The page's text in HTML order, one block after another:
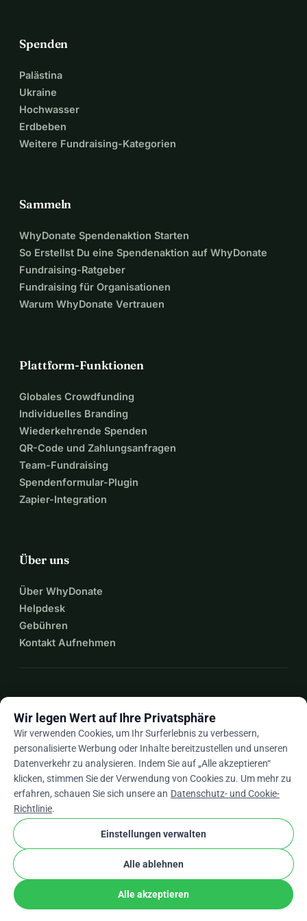
Spenden
Palästina
Ukraine
Hochwasser
Erdbeben
Weitere Fundraising-Kategorien
Sammeln
WhyDonate Spendenaktion Starten
So Erstellst Du eine Spendenaktion auf WhyDonate
Fundraising-Ratgeber
Fundraising für Organisationen
Warum WhyDonate Vertrauen
Plattform-Funktionen
Globales Crowdfunding
Individuelles Branding
Wiederkehrende Spenden
QR-Code und Zahlungsanfragen
Team-Fundraising
Spendenformular-Plugin
Zapier-Integration
Über uns
Über WhyDonate
Helpdesk
Gebühren
Kontakt Aufnehmen
Dearrow_drop_down
★★★★★4,9 / 5 basierend auf 500+ Bewertungen
WhyDonateDatenschutz und Cookies
Allgemeine Geschäftsbedingungen
In Europa entwickelt stripe checkVerifizierter Partner
Wir legen Wert auf Ihre Privatsphäre
Wir verwenden Cookies, um Ihr Surferlebnis zu verbessern,
personalisierte Werbung oder Inhalte bereitzustellen und unseren
Datenverkehr zu analysieren. Indem Sie auf „Alle akzeptieren“
klicken, stimmen Sie der Verwendung von Cookies zu. Um mehr zu
erfahren, schauen Sie sich unsere an Datenschutz- und Cookie-
Richtlinie.
Einstellungen verwalten
Alle ablehnen
Alle akzeptieren